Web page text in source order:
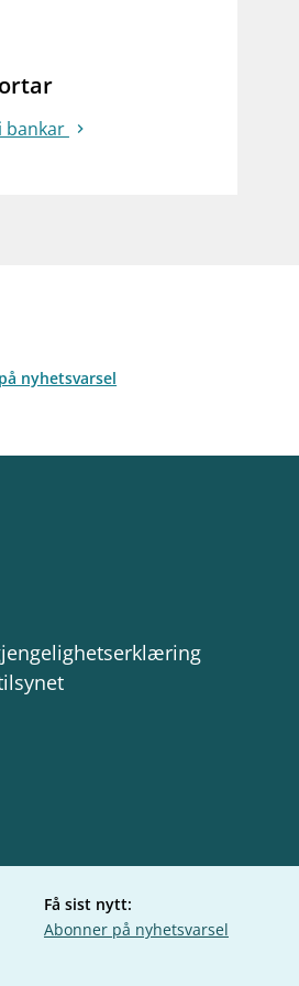
bankar
nyhetsvarsel
Få sist nytt:
Abonner på nyhetsvarsel